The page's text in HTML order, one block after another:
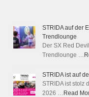
STRIDA auf der
Trendlounge
Der SX Red
Trendlounge …
STRIDA ist auf
STRIDA ist stolz
2026 … Read